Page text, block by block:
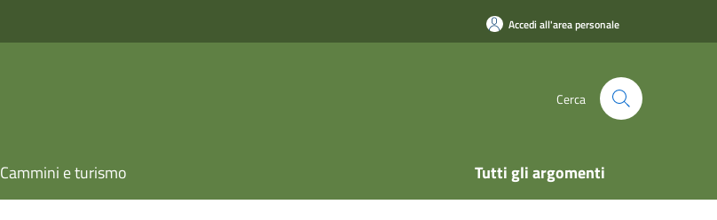
Accedi all'area personale
Cerca
Cammini e turismo Tutti gli argomenti